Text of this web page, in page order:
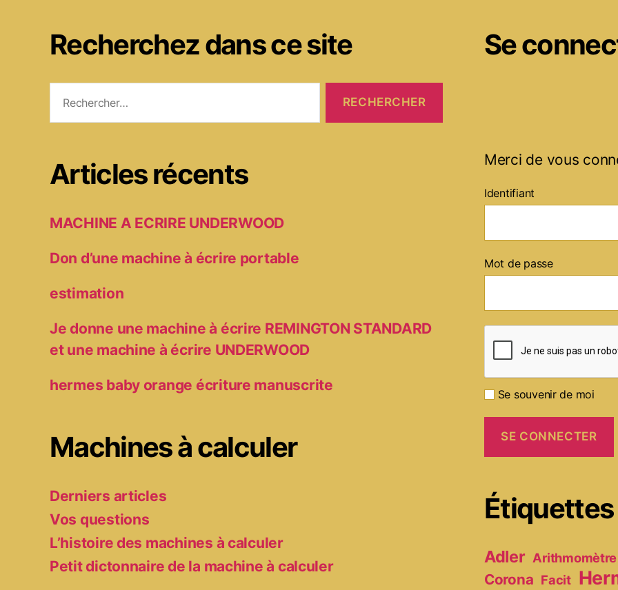
Recherchez dans ce site
Articles récents
MACHINE A ECRIRE UNDERWOOD
Don d’une machine à écrire portable
estimation
Je donne une machine à écrire REMINGTON STANDARD
et une machine à écrire UNDERWOOD
hermes baby orange écriture manuscrite
Machines à calculer
Derniers articles
Vos questions
L’histoire des machines à calculer
Petit dictonnaire de la machine à calculer
Se
Merci de vous
Identifiant
Mot de passe
Se souvenir de moi
Étiquettes
Adler Arithmomètre
Corona Facit